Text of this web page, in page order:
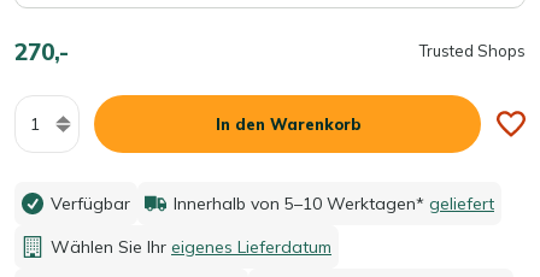
270,- Trusted Shops
Menge
In den Warenkorb
Verfügbar Innerhalb von 5–10 Werktagen* geliefert
Wählen Sie Ihr eigenes Lieferdatum